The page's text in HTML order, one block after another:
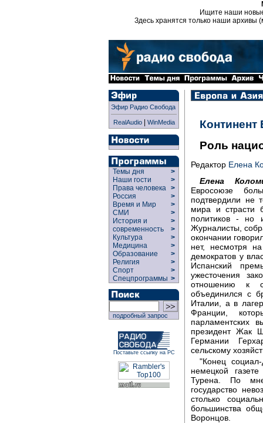
Ищите наши
Здесь хранятся только наши архивы
Эфир Радио Свобода
RealAudio| WinMedia
Темы дня
>
Наши гости
>
Права человека >
Россия
>
Время и Мир
>
СМИ
>
История и
современность
>
>
Культура
>
Медицина
>
Образование
>
Религия
>
Спорт
>
Спецпрограммы >
подробный запрос
Поставьте ссылку на РС
Континент
Роль
Редактор Елена
Елена
Евросоюзе
подтвердили не
мира и страсти
политиков - но
Журналисты,
окончании
нет, несмотря
демократов у
Испанский
ужесточения
отношению к
объединился с
Италии, а в
Франции,
парламентских
президент Жак
Германии
сельскому
"Конец
немецкой
Турена. По
государство
столько
большинства
Воронцов.